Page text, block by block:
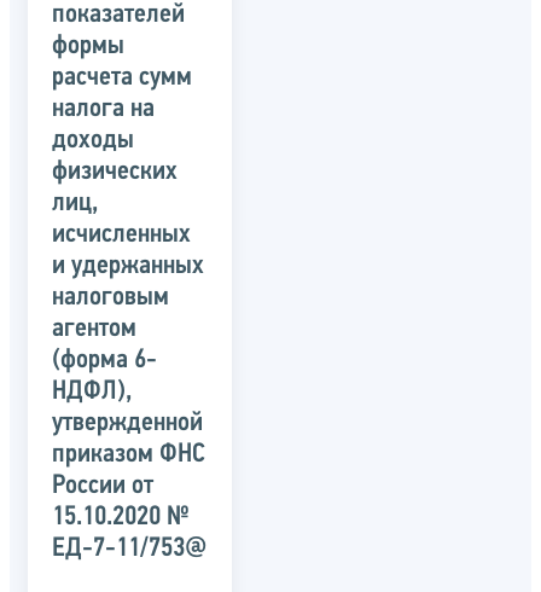
показателей
формы
расчета сумм
налога на
доходы
физических
лиц,
исчисленных
и удержанных
налоговым
агентом
(форма 6-
НДФЛ),
утвержденной
приказом ФНС
России от
15.10.2020 №
ЕД-7-11/753@